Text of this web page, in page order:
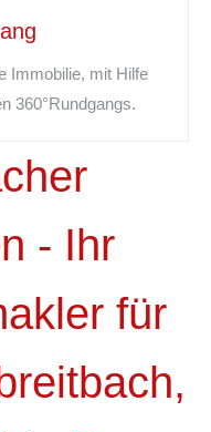
Immobilie, mit Hilfe
360°Rundgangs.
- Ihr
für